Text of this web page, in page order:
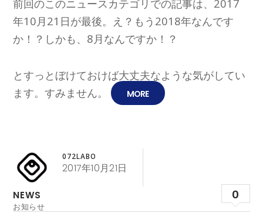
前回のこのニュースカテゴリでの記事は、2017
年10月21日が最後。え？もう2018年なんです
か！？しかも、8月なんですか！？
とすっとぼけておけば大丈夫なような気がしてい
ます。すみません。
MORE
072LABO
2017年10月21日
NEWS
お知らせ
0